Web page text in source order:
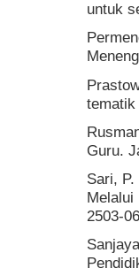
untuk
tematik
Guru.
Sari,
Melalui
2503-